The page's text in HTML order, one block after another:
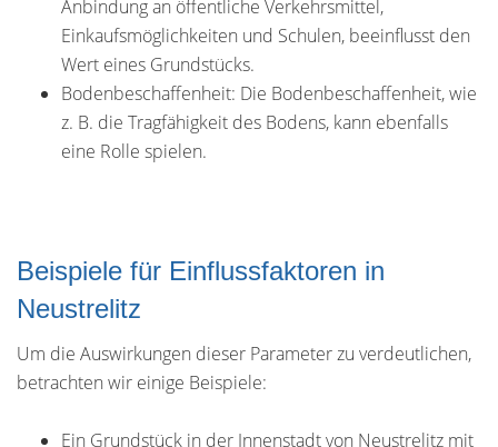
Anbindung an öffentliche Verkehrsmittel,
Einkaufsmöglichkeiten und Schulen, beeinflusst den
Wert eines Grundstücks.
Bodenbeschaffenheit: Die Bodenbeschaffenheit, wie
z. B. die Tragfähigkeit des Bodens, kann ebenfalls
eine Rolle spielen.
Beispiele für Einflussfaktoren in
Neustrelitz
Um die Auswirkungen dieser Parameter zu verdeutlichen,
betrachten wir einige Beispiele:
Ein Grundstück in der Innenstadt von Neustrelitz mit